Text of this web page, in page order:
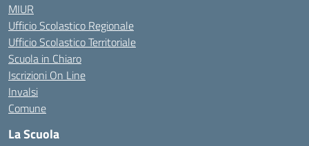
MIUR
Ufficio Scolastico Regionale
Ufficio Scolastico Territoriale
Scuola in Chiaro
Iscrizioni On Line
Invalsi
Comune
La Scuola